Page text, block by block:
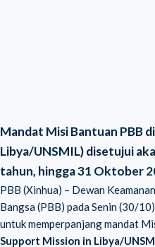
Mandat Misi Bantuan PBB
Libya/UNSMIL) disetujui
tahun, hingga 31 Oktober
PBB (Xinhua) – Dewan
Bangsa (PBB) pada Senin (30/
untuk memperpanjang mandat
Support Mission in Libya/